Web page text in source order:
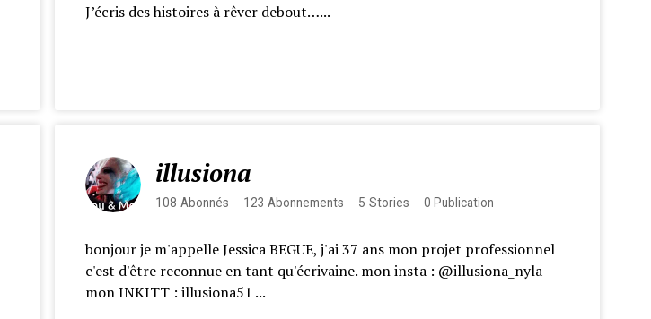
J’écris des histoires à rêver debout…...
illusiona
108 Abonnés 123 Abonnements 5 Stories 0 Publication
bonjour je m'appelle Jessica BEGUE, j'ai 37 ans mon projet professionnel
c'est d'être reconnue en tant qu'écrivaine. mon insta : @illusiona_nyla
mon INKITT : illusiona51 ...